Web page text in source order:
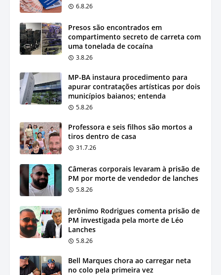
6.8.26
Presos são encontrados em
compartimento secreto de carreta com
uma tonelada de cocaína
3.8.26
MP-BA instaura procedimento para
apurar contratações artísticas por dois
municípios baianos; entenda
5.8.26
Professora e seis filhos são mortos a
tiros dentro de casa
31.7.26
Câmeras corporais levaram à prisão de
PM por morte de vendedor de lanches
5.8.26
Jerônimo Rodrigues comenta prisão de
PM investigada pela morte de Léo
Lanches
5.8.26
Bell Marques chora ao carregar neta
no colo pela primeira vez